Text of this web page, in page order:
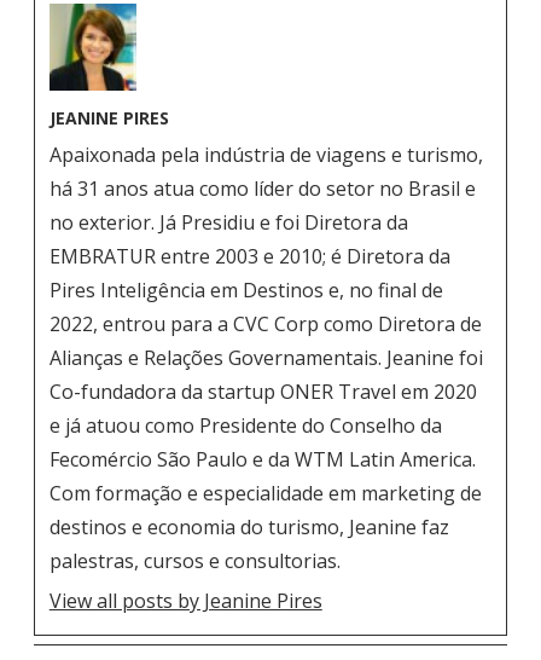
JEANINE PIRES
Apaixonada pela indústria de viagens e turismo,
há 31 anos atua como líder do setor no Brasil e
no exterior. Já Presidiu e foi Diretora da
EMBRATUR entre 2003 e 2010; é Diretora da
Pires Inteligência em Destinos e, no final de
2022, entrou para a CVC Corp como Diretora de
Alianças e Relações Governamentais. Jeanine foi
Co-fundadora da startup ONER Travel em 2020
e já atuou como Presidente do Conselho da
Fecomércio São Paulo e da WTM Latin America.
Com formação e especialidade em marketing de
destinos e economia do turismo, Jeanine faz
palestras, cursos e consultorias.
View all posts by Jeanine Pires